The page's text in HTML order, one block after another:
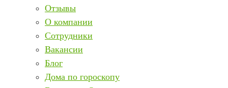
Отзывы
О компании
Сотрудники
Вакансии
Блог
Дома по гороскопу